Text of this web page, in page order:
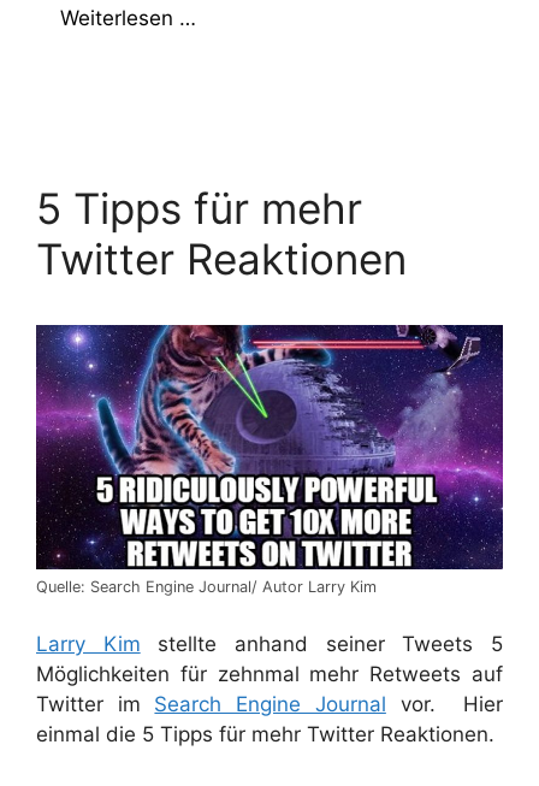
Weiterlesen …
5 Tipps für mehr
Twitter Reaktionen
Quelle: Search Engine Journal/ Autor Larry Kim
Larry Kim stellte anhand seiner Tweets 5
Möglichkeiten für zehnmal mehr Retweets auf
Twitter im Search Engine Journal vor. Hier
einmal die 5 Tipps für mehr Twitter Reaktionen.